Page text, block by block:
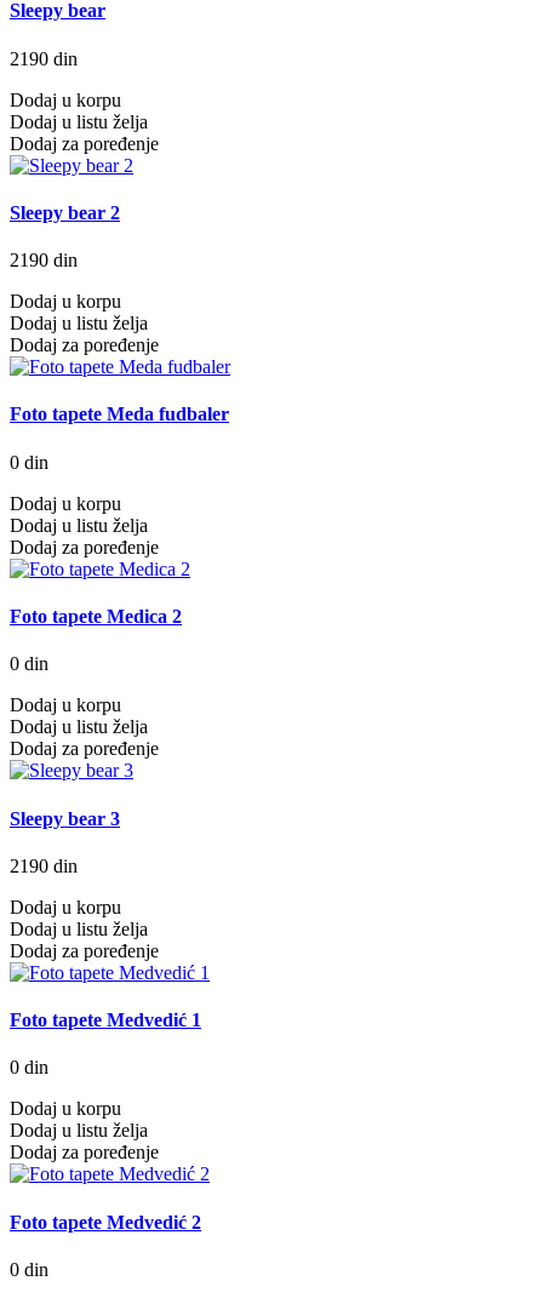
Sleepy bear
2190 din
Dodaj u korpu
Dodaj u listu želja
Dodaj za poređenje
Sleepy bear 2
2190 din
Dodaj u korpu
Dodaj u listu želja
Dodaj za poređenje
Foto tapete Meda fudbaler
0 din
Dodaj u korpu
Dodaj u listu želja
Dodaj za poređenje
Foto tapete Medica 2
0 din
Dodaj u korpu
Dodaj u listu želja
Dodaj za poređenje
Sleepy bear 3
2190 din
Dodaj u korpu
Dodaj u listu želja
Dodaj za poređenje
Foto tapete Medvedić 1
0 din
Dodaj u korpu
Dodaj u listu želja
Dodaj za poređenje
Foto tapete Medvedić 2
0 din